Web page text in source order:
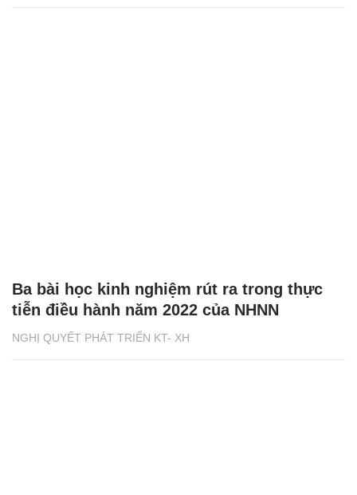
NGHỊ QUYẾT PHÁT TRIỂN KT- XH
Ba bài học kinh nghiệm rút ra trong thực
tiễn điều hành năm 2022 của NHNN